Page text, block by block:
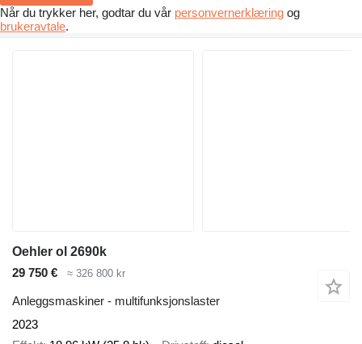
Når du trykker her, godtar du vår personvernerklæring og
brukeravtale.
Oehler ol 2690k
29 750 €
≈ 326 800 kr
Anleggsmaskiner - multifunksjonslaster
2023